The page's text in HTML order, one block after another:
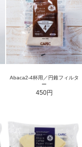
Abaca2-4杯用／円錐フィルタ
ー
450円